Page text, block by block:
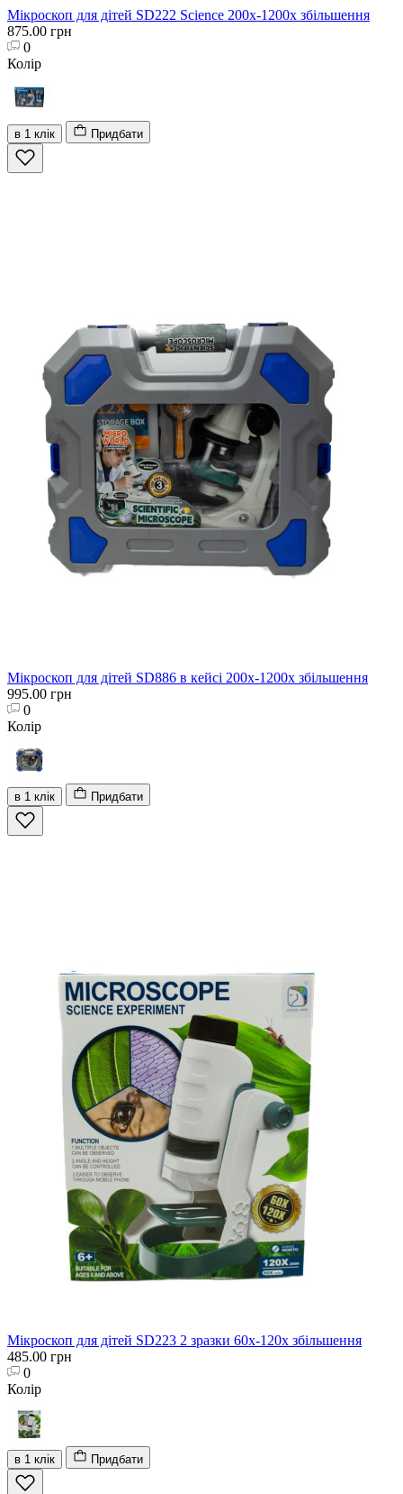
Мікроскоп для дітей SD222 Science 200х-1200х збільшення
875.00 грн
0
Колір
в 1 клік Придбати
Мікроскоп для дітей SD886 в кейсі 200х-1200х збільшення
995.00 грн
0
Колір
в 1 клік Придбати
Мікроскоп для дітей SD223 2 зразки 60х-120х збільшення
485.00 грн
0
Колір
в 1 клік Придбати